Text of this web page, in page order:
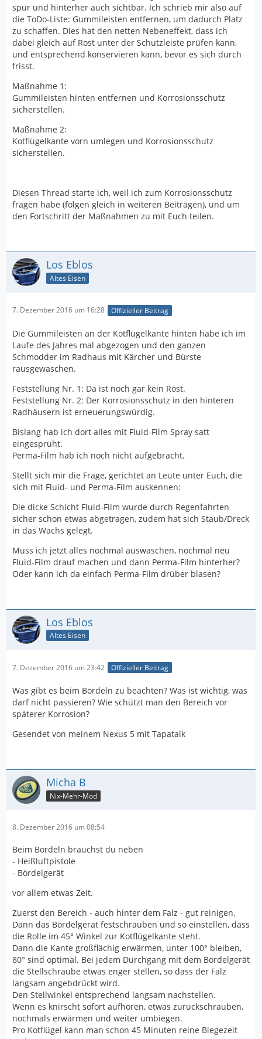
spür und hinterher auch sichtbar. Ich schrieb mir also auf
die ToDo-Liste: Gummileisten entfernen, um dadurch Platz
zu schaffen. Dies hat den netten Nebeneffekt, dass ich
dabei gleich auf Rost unter der Schutzleiste prüfen kann,
und entsprechend konservieren kann, bevor es sich durch
frisst.
Maßnahme 1:
Gummileisten hinten entfernen und Korrosionsschutz
sicherstellen.
Maßnahme 2:
Kotflügelkante vorn umlegen und Korrosionsschutz
sicherstellen.
Diesen Thread starte ich, weil ich zum Korrosionsschutz
fragen habe (folgen gleich in weiteren Beiträgen), und um
den Fortschritt der Maßnahmen zu mit Euch teilen.
Los Eblos
Altes Eisen
7. Dezember 2016 um 16:28 Offizieller Beitrag
Die Gummileisten an der Kotflügelkante hinten habe ich im
Laufe des Jahres mal abgezogen und den ganzen
Schmodder im Radhaus mit Kärcher und Bürste
rausgewaschen.
Feststellung Nr. 1: Da ist noch gar kein Rost.
Feststellung Nr. 2: Der Korrosionsschutz in den hinteren
Radhäusern ist erneuerungswürdig.
Bislang hab ich dort alles mit Fluid-Film Spray satt
eingesprüht.
Perma-Film hab ich noch nicht aufgebracht.
Stellt sich mir die Frage, gerichtet an Leute unter Euch, die
sich mit Fluid- und Perma-Film auskennen:
Die dicke Schicht Fluid-Film wurde durch Regenfahrten
sicher schon etwas abgetragen, zudem hat sich Staub/Dreck
in das Wachs gelegt.
Muss ich jetzt alles nochmal auswaschen, nochmal neu
Fluid-Film drauf machen und dann Perma-Film hinterher?
Oder kann ich da einfach Perma-Film drüber blasen?
Los Eblos
Altes Eisen
7. Dezember 2016 um 23:42 Offizieller Beitrag
Was gibt es beim Bördeln zu beachten? Was ist wichtig, was
darf nicht passieren? Wie schützt man den Bereich vor
späterer Korrosion?
Gesendet von meinem Nexus 5 mit Tapatalk
Micha B
Nix-Mehr-Mod
8. Dezember 2016 um 08:54
Beim Bördeln brauchst du neben
- Heißluftpistole
- Bördelgerät
vor allem etwas Zeit.
Zuerst den Bereich - auch hinter dem Falz - gut reinigen.
Dann das Bördelgerät festschrauben und so einstellen, dass
die Rolle im 45° Winkel zur Kotflügelkante steht.
Dann die Kante großflächig erwärmen, unter 100° bleiben,
80° sind optimal. Bei jedem Durchgang mit dem Bördelgerät
die Stellschraube etwas enger stellen, so dass der Falz
langsam angebdrückt wird.
Den Stellwinkel entsprechend langsam nachstellen.
Wenn es knirscht sofort aufhören, etwas zurückschrauben,
nochmals erwärmen und weiter umbiegen.
Pro Kotflügel kann man schon 45 Minuten reine Biegezeit